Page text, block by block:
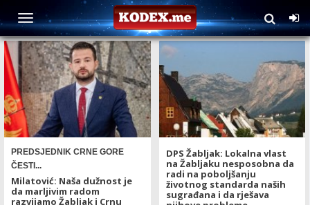
TAG: Opština Žabljak
PREDSJEDNIK CRNE GORE
ČESTI...
Milatović: Naša dužnost je
da marljivim radom
razvijamo Žabljak i Crnu
DPS Žabljak: Lokalna vlast
na Žabljaku nesposobna da
radi na poboljšanju
životnog standarda naših
sugrađana i da rješava